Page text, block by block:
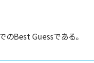
のBest Guessである。